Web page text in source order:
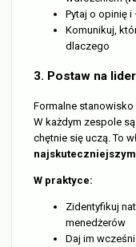
Pytaj o opinię
Komunikuj,
dlaczego
3. Postaw na
Formalne stanowisko
W każdym zespole
chętnie się uczą. To
W praktyce:
Zidentyfikuj
menedżerów
Daj im